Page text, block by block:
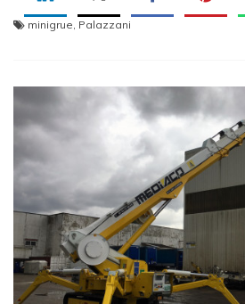
minigrue Palazzani